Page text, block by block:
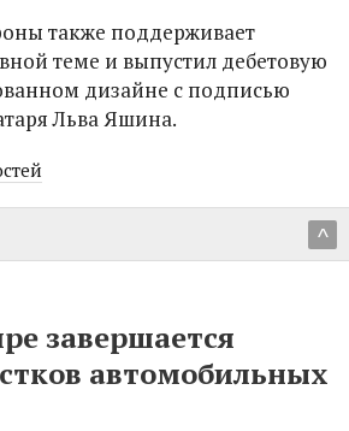
также поддерживает
теме и выпустил дебетовую
дизайне с подписью
Льва Яшина.
^
завершается
автомобильных